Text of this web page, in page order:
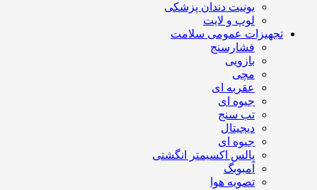
یونیت دندان پزشکی
لوپ و لایت
تجهیزات عمومی سلامت
فشارسنج
بازویی
مچی
عقربه ای
جیوه ای
تب سنج
دیجیتال
جیوه ای
پالس اکسیمتر انگشتی
آمبوبگ
تصویه هوا